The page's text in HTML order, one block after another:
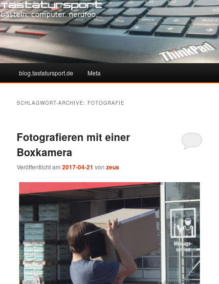
Zum
Zum
wechseln
blog.tastatursport.de Meta
SCHLAGWORT-ARCHIVE: FOTOGRAFIE
Fotografieren mit einer
Boxkamera
Veröffentlicht am2017-04-21 vonzeus